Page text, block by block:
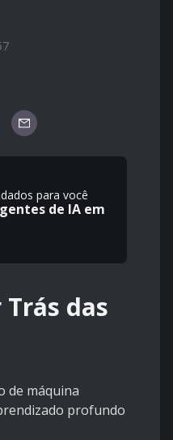
para você
de IA em
das
de máquina
profundo